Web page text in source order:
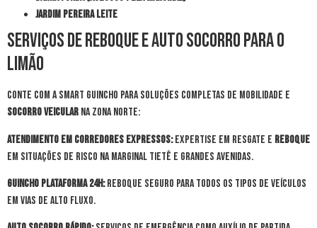
Jardim Pereira Leite
Serviços de Reboque e Auto Socorro para o
Limão
Conte com a Smart Guincho para soluções completas de mobilidade e
socorro veicular na Zona Norte:
Atendimento em Corredores Expressos:Expertise em resgate e reboque
em situações de risco na Marginal Tietê e grandes avenidas.
Guincho Plataforma 24h:Reboque seguro para todos os tipos de veículos
em vias de alto fluxo.